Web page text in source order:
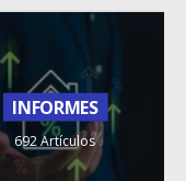
INFORMES
692 Artículos